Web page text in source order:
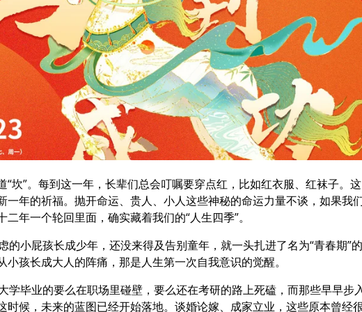
坎”。每到这一年，长辈们总会叮嘱要穿点红，比如红衣服、红袜子。这
一年的祈福。抛开命运、贵人、小人这些神秘的命运力量不谈，如果我
年一个轮回里面，确实藏着我们的“人生四季”。
的小屁孩长成少年，还没来得及告别童年，就一头扎进了名为“青春期”
孩长成大人的阵痛，那是人生第一次自我意识的觉醒。
学毕业的要么在职场里碰壁，要么还在考研的路上死磕，而那些早早步
时候，未来的蓝图已经开始落地。谈婚论嫁、成家立业，这些原本曾经